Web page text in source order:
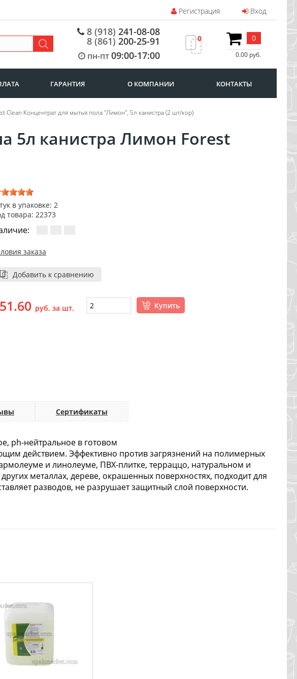
Регистрация Вход
8 (918) 241-08-08
8 (861) 200-25-91
пн-пт09:00-17:00
0 0
0.00 руб.
ГАРАНТИЯ О КОМПАНИИ КОНТАКТЫ
Clean Концентрат для мытья пола "Лимон", 5л канистра (2 шт/кор)
5л канистра Лимон Forest
в упаковке: 2
товара: 22373
заказа
Добавить к сравнению
руб. за шт. Купить
Сертификаты
ph-нейтральное в готовом
действием. Эффективно против загрязнений на полимерных
и линолеуме, ПВХ-плитке, терраццо, натуральном и
металлах, дереве, окрашенных поверхностях, подходит для
разводов, не разрушает защитный слой поверхности.